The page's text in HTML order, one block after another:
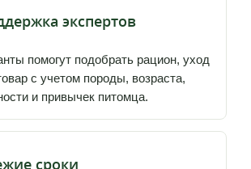
экспертов
помогут подобрать рацион, уход
с учетом породы, возраста,
и привычек питомца.
сроки